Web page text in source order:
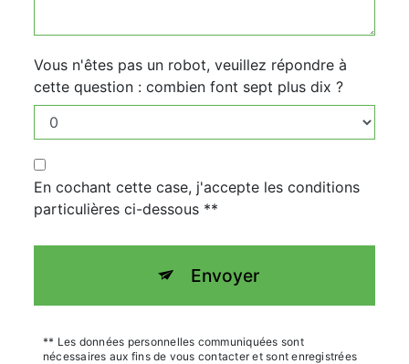
Vous n'êtes pas un robot, veuillez répondre à
cette question : combien font sept plus dix ?
En cochant cette case, j'accepte les conditions
particulières ci-dessous **
Envoyer
** Les données personnelles communiquées sont
nécessaires aux fins de vous contacter et sont enregistrées